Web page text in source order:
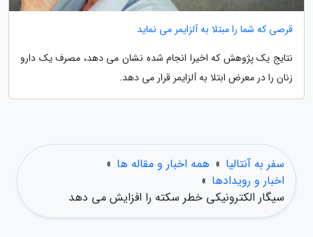
قرصی که شما را مبتلا به آلزایمر می نماید
نتایج یک پژوهش که اخیرا انجام شده نشان می دهد، مصرف یک دارو
زنان را در معرض ابتلا به آلزایمر قرار می دهد.
سفر به آنتالیا » همه اخبار و مقاله ها »
اخبار و رویدادها »
سیگار الکترونیکی خطر سکته را افزایش می دهد